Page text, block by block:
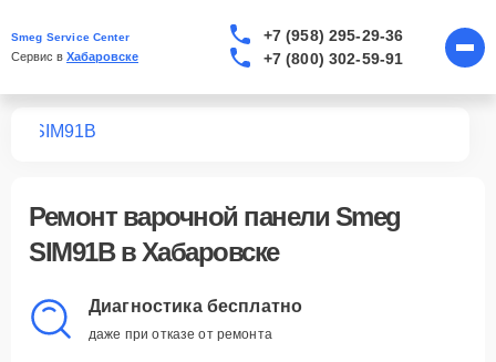
Smeg Service Center
Сервис в Хабаровске
+7 (958) 295-29-36
+7 (800) 302-59-91
SIM91B
Ремонт варочной панели Smeg
SIM91Bв Хабаровске
Диагностика бесплатно
даже при отказе от ремонта